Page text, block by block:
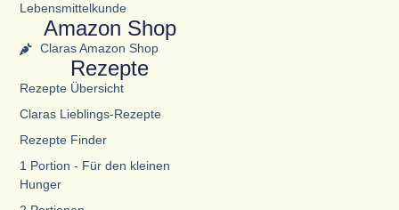
Lebensmittelkunde
Amazon Shop
Claras Amazon Shop
Rezepte
Rezepte Übersicht
Claras Lieblings-Rezepte
Rezepte Finder
1 Portion - Für den kleinen
Hunger